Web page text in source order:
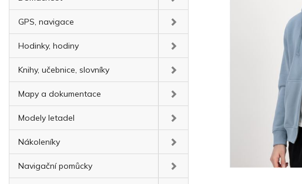
GPS, navigace
Hodinky, hodiny
Knihy, učebnice, slovníky
Mapy a dokumentace
Modely letadel
Nákoleníky
Navigační pomůcky